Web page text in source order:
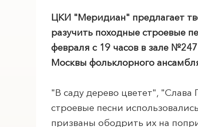
ПОИСК ПО
ЦКИ "Меридиан" предлагает
разучить походные строевые
февраля с 19 часов в зале
Москвы фольклорного
"В саду дерево цветет",
строевые песни
призваны ободрить их на